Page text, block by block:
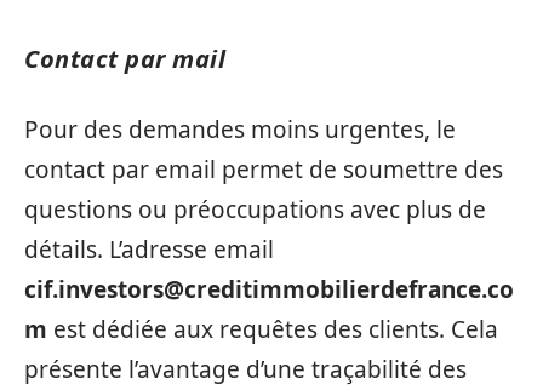
Contact par mail
Pour des demandes moins urgentes, le
contact par email permet de soumettre des
questions ou préoccupations avec plus de
détails. L’adresse email
cif.investors@creditimmobilierdefrance.co
m est dédiée aux requêtes des clients. Cela
présente l’avantage d’une traçabilité des